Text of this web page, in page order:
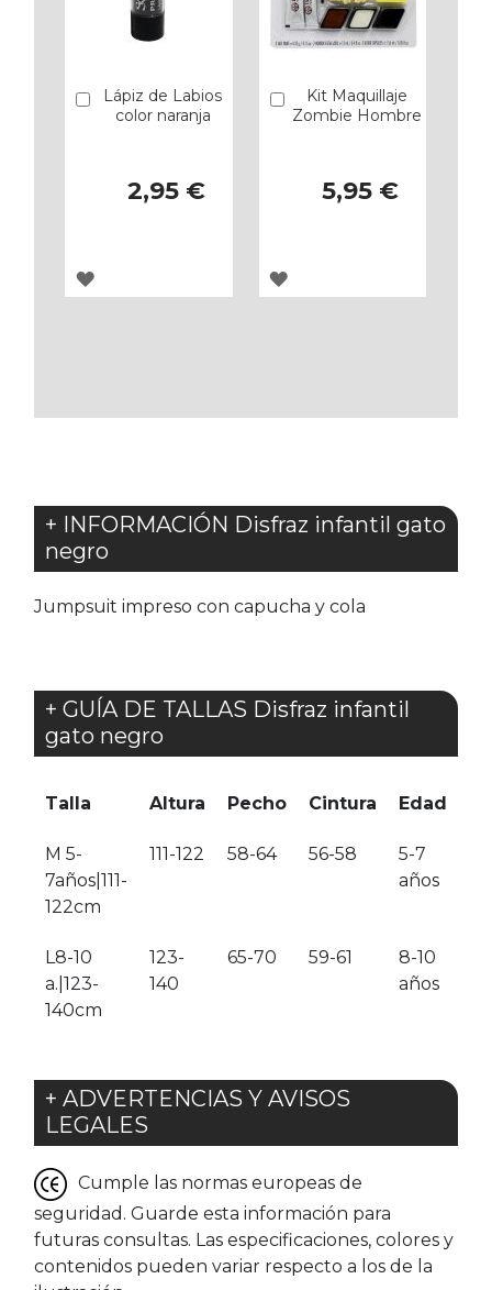
Lápiz de Labios
color naranja
2,95 €
Añadir
AGREGAR
Kit Maquillaje
Zombie Hombre
5,95 €
Añadir
AGREGAR
+ INFORMACIÓN Disfraz infantil gato
negro
Jumpsuit impreso con capucha y cola
+ GUÍA DE TALLAS Disfraz infantil
gato negro
Talla Altura Pecho Cintura Edad
M 5-
7años|111-
122cm
111-122 58-64 56-58
5-7
años
L8-10
a.|123-
140cm
123-
140
65-70 59-61
8-10
años
+ ADVERTENCIAS Y AVISOS
LEGALES
Cumple las normas europeas de
seguridad. Guarde esta información para
futuras consultas. Las especificaciones, colores y
contenidos pueden variar respecto a los de la